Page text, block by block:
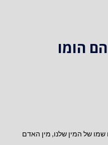
הומו
שמו של המין שלנו, מין האדם